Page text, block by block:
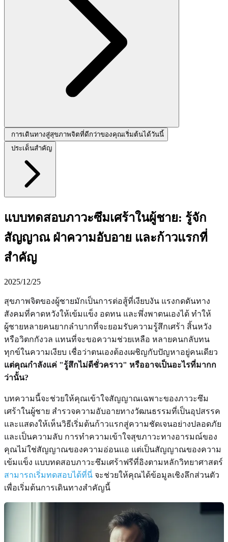
การเดินทางสู่สุขภาพจิตที่ดีกว่าของคุณเริ่มต้นได้วันนี้
ประเด็นสำคัญ
แบบทดสอบภาวะซึมเศร้าในผู้ชาย: รู้จัก
สัญญาณ ฝ่าความอับอาย และก้าวแรกที่
สำคัญ
2025/12/25
สุขภาพจิตของผู้ชายมักเป็นการต่อสู้ที่เงียบงัน แรงกดดันทาง
สังคมที่คาดหวังให้เข้มแข็ง อดทน และพึ่งพาตนเองได้ ทำให้
ผู้ชายหลายคนยากลำบากที่จะยอมรับความรู้สึกเศร้า สิ้นหวัง
หรือวิตกกังวล แทนที่จะขอความช่วยเหลือ หลายคนกลับทน
ทุกข์ในความเงียบ เชื่อว่าตนเองต้องเผชิญกับปัญหาอยู่คนเดียว
แต่คุณกำลังแค่ "รู้สึกไม่ดีชั่วคราว" หรืออาจเป็นอะไรที่มากก
ว่านั้น?
บทความนี้จะช่วยให้คุณเข้าใจสัญญาณเฉพาะของภาวะซึม
เศร้าในผู้ชาย สำรวจความอับอายทางวัฒนธรรมที่เป็นอุปสรรค
และแสดงให้เห็นวิธีเริ่มต้นก้าวแรกสู่ความชัดเจนอย่างปลอดภัย
และเป็นความลับ การทำความเข้าใจสุขภาวะทางอารมณ์ของ
คุณไม่ใช่สัญญาณของความอ่อนแอ แต่เป็นสัญญาณของความ
เข้มแข็ง แบบทดสอบภาวะซึมเศร้าฟรีที่อิงตามหลักวิทยาศาสตร์
สามารถเริ่มทดสอบได้ที่นี่ จะช่วยให้คุณได้ข้อมูลเชิงลึกส่วนตัว
เพื่อเริ่มต้นการเดินทางสำคัญนี้